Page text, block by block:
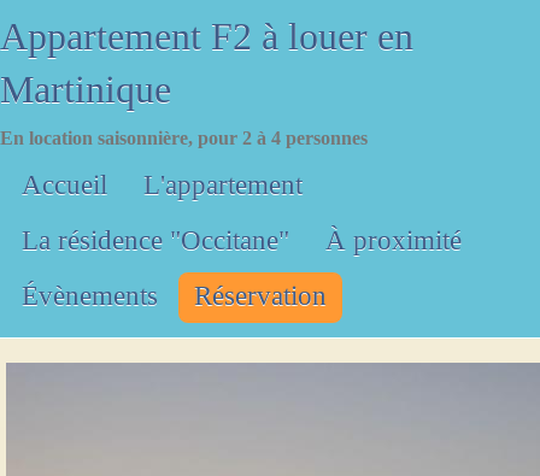
Appartement F2 à louer en
Martinique
En location saisonnière, pour 2 à 4 personnes
Menu principal
Accueil
L'appartement
La résidence "Occitane"
À proximité
Évènements
Réservation